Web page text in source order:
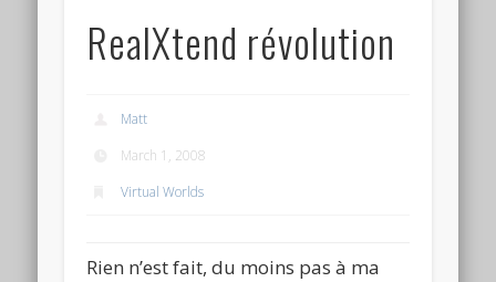
RealXtend révolution
Matt
March 1, 2008
Virtual Worlds
Rien n’est fait, du moins pas à ma